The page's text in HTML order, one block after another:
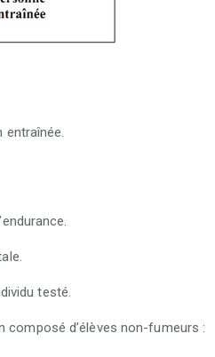
entraînée.
testé.
composé d’élèves non-fumeurs :